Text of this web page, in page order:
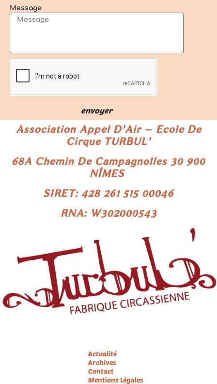
Message
envoyer
Association Appel D’Air – Ecole De
Cirque TURBUL’
68A Chemin De Campagnolles 30 900
NÎMES
SIRET: 428 261 515 00046
RNA: W302000543
Actualité
Archives
Contact
Mentions Légales